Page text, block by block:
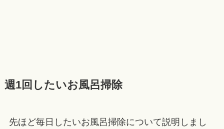
週1回したいお風呂掃除
先ほど毎日したいお風呂掃除について説明しまし